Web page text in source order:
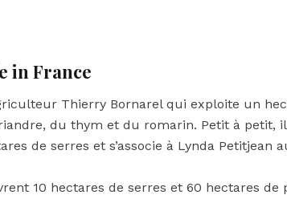
in France
Thierry Bornarel qui exploite un
du thym et du romarin. Petit à petit,
de serres et s’associe à Lynda Petitjean
10 hectares de serres et 60 hectares